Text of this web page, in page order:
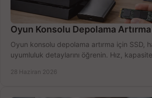
Oyun Konsolu Depolama
Oyun konsolu depolama artırma için SSD,
uyumluluk detaylarını öğrenin. Hız,
28 Haziran 2026